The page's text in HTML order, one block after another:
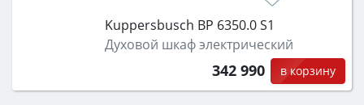
Kuppersbusch BP 6350.0 S1
Духовой шкаф электрический
342 990 в корзину